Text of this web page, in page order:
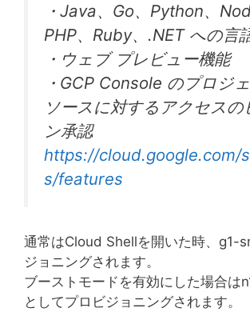
・Java、Go、Python、
PHP、Ruby、.NET への言
・ウェブ プレビュー機能
・GCP Console のプロジ
ソースに対するアクセス
ン承認
https://cloud.google.com/
s/features
通常はCloud Shellを開いた時、g1-
ジョニングされます。
ブーストモードを有効にした場合は
としてプロビジョニングされます。